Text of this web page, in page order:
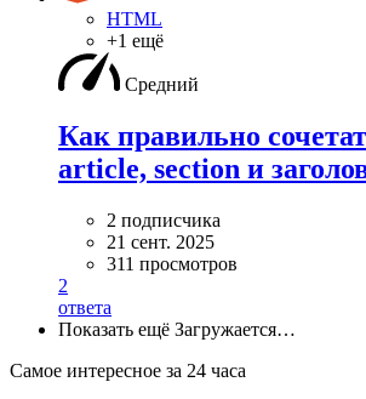
HTML
+1 ещё
Средний
Как правильно
article, section и
2 подписчика
21 сент. 2025
311 просмотров
2
ответа
Показать ещё Загружается…
Самое интересное за 24 часа